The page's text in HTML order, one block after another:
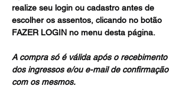
realize seu login ou cadastro antes de
escolher os assentos, clicando no botão
FAZER LOGIN no menu desta página.
A compra só é válida após o recebimento
dos ingressos e/ou e-mail de confirmação
com os mesmos.